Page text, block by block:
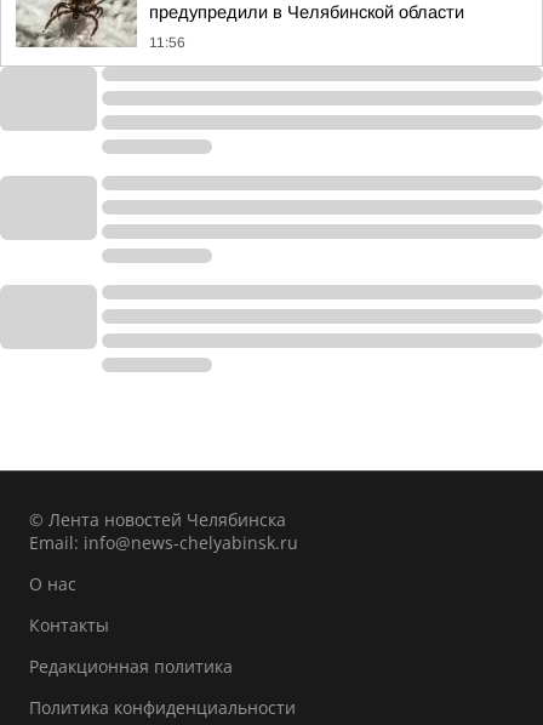
предупредили в Челябинской области
11:56
© Лента новостей Челябинска
Email: info@news-chelyabinsk.ru
О нас
Контакты
Редакционная политика
Политика конфиденциальности